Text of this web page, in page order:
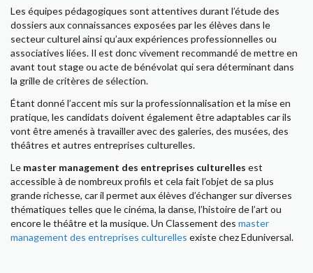
Les équipes pédagogiques sont attentives durant l’étude des
dossiers aux connaissances exposées par les élèves dans le
secteur culturel ainsi qu’aux expériences professionnelles ou
associatives liées. Il est donc vivement recommandé de mettre en
avant tout stage ou acte de bénévolat qui sera déterminant dans
la grille de critères de sélection.
Étant donné l’accent mis sur la professionnalisation et la mise en
pratique, les candidats doivent également être adaptables car ils
vont être amenés à travailler avec des galeries, des musées, des
théâtres et autres entreprises culturelles.
Le master management des entreprises culturelles est
accessible à de nombreux profils et cela fait l’objet de sa plus
grande richesse, car il permet aux élèves d’échanger sur diverses
thématiques telles que le cinéma, la danse, l’histoire de l’art ou
encore le théâtre et la musique. Un Classement des master
management des entreprises culturelles existe chez Eduniversal.